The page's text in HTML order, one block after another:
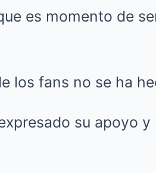
es momento de
los fans no se ha
su apoyo